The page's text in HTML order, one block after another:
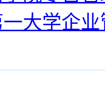
大学企